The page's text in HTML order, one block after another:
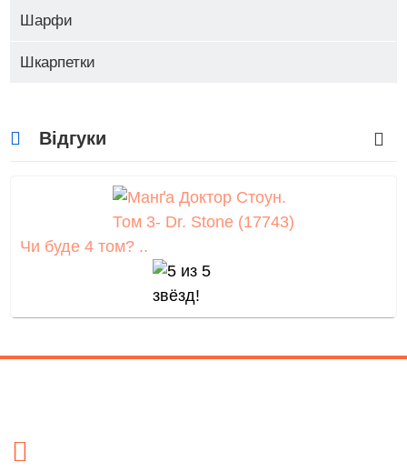
Шарфи
Шкарпетки
Відгуки
Чи буде 4 том? ..